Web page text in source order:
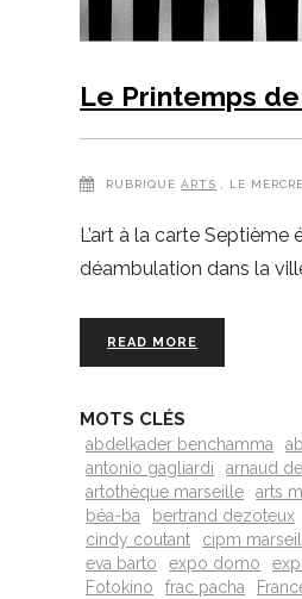
Le Printemps
RUBRIQUE ARTS , LE
L’art à la carte
déambulation dans la
READ MORE
MOTS CLÉS
abdelkader benchamma
antonio gagliardi
arnaud
artothèque marseille
arts
béa-ba
bertrand dezoteux
cindy coutant
cipm
eva barto
expo domo
Fotokino
frac pacha